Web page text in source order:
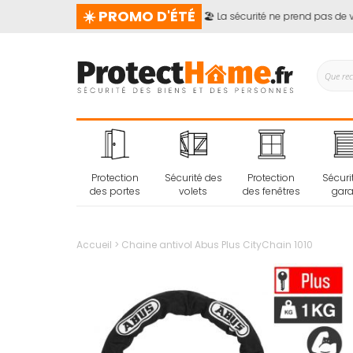
☀️ PROMO D'ÉTÉ🏖️ La sécurité ne prend pas de
Protection
des portes
Sécurité des
volets
Protection
des fenêtres
Accueil Chaine antivol Abus Plus CityChain 1010